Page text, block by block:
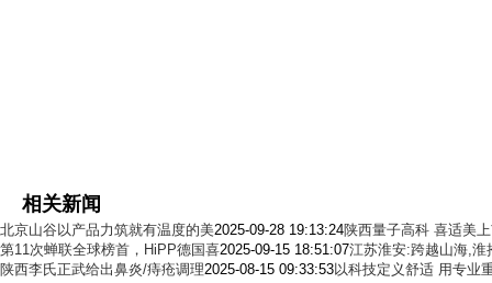
相关新闻
北京山谷以产品力筑就有温度的美2025-09-28 19:13:24陕西量子高科 喜适美
第11次蝉联全球榜首，HiPP德国喜2025-09-15 18:51:07江苏淮安:跨越山海,淮
陕西李氏正武给出鼻炎/痔疮调理2025-08-15 09:33:53以科技定义舒适 用专业